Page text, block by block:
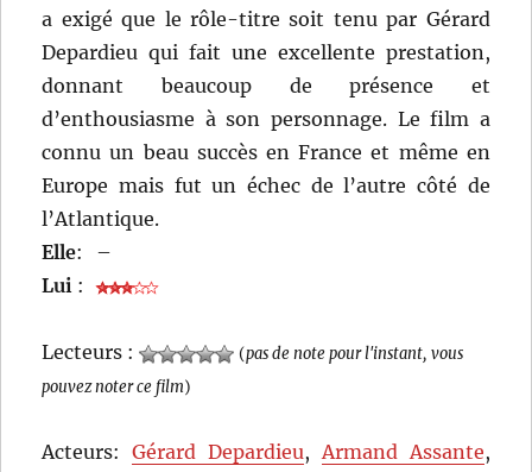
a exigé que le rôle-titre soit tenu par Gérard
Depardieu qui fait une excellente prestation,
donnant beaucoup de présence et
d’enthousiasme à son personnage. Le film a
connu un beau succès en France et même en
Europe mais fut un échec de l’autre côté de
l’Atlantique.
Elle:
–
Lui :
Lecteurs : (pas de note pour l'instant, vous
pouvez noter ce film)
Acteurs:Gérard Depardieu,Armand Assante,